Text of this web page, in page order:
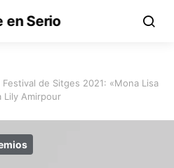
en Serio
Festival de Sitges 2021: «Mona Lisa
Lily Amirpour